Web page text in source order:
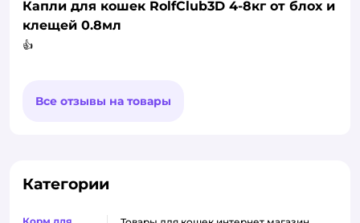
Капли для кошек RolfClub3D 4-8кг от блох и
клещей 0.8мл
👍
Все отзывы на товары
Категории
Корм для